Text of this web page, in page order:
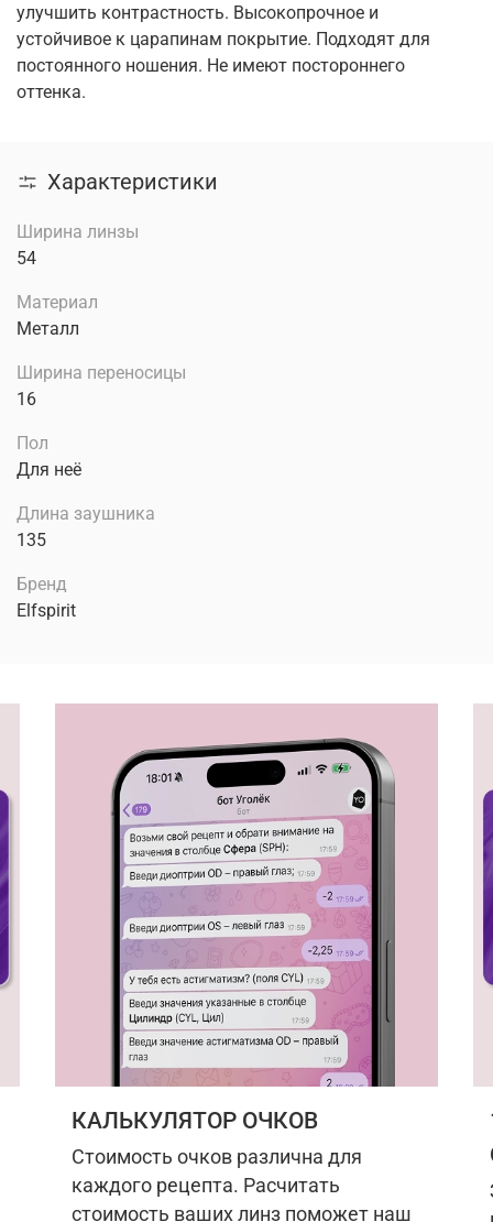
улучшить контрастность. Высокопрочное и
устойчивое к царапинам покрытие. Подходят для
постоянного ношения. Не имеют постороннего
оттенка.
Характеристики
Ширина линзы
54
Материал
Металл
Ширина переносицы
16
Пол
Для неё
Длина заушника
135
Бренд
Elfspirit
КАЛЬКУЛЯТОР ОЧКОВ
Стоимость очков различна для
каждого рецепта. Расчитать
стоимость ваших линз поможет наш